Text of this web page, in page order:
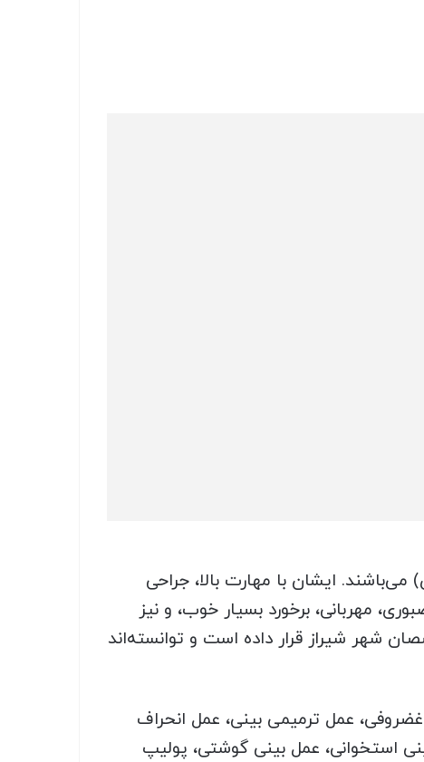
ایشان با مهارت بالا، جراحی
مهربانی، برخورد بسیار خوب، و نیز
شهر شیراز قرار داده است و توانسته‌اند
عمل ترمیمی بینی، عمل انحراف
استخوانی، عمل بینی گوشتی، پولیپ